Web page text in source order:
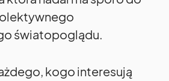
światopoglądu.
kogo interesują